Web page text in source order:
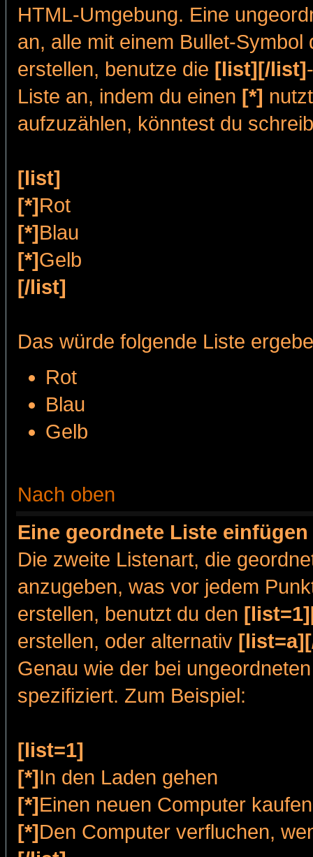
HTML-Umgebung. Eine
an, alle mit einem Bullet-
erstellen, benutze die [list][/list]
Liste an, indem du einen [*]
aufzuzählen, könntest du
[list]
[*]Rot
[*]Blau
[*]Gelb
[/list]
Das würde folgende Liste
Rot
Blau
Gelb
Nach oben
Eine geordnete Liste einfügen
Die zweite Listenart, die
anzugeben, was vor jedem
erstellen, benutzt du den
erstellen, oder alternativ
Genau wie der bei
spezifiziert. Zum Beispiel:
[list=1]
[*]In den Laden gehen
[*]Einen neuen Computer kaufen
[*]Den Computer verfluchen,